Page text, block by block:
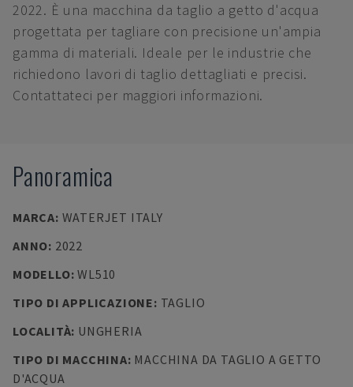
2022. È una macchina da taglio a getto d'acqua
progettata per tagliare con precisione un'ampia
gamma di materiali. Ideale per le industrie che
richiedono lavori di taglio dettagliati e precisi.
Contattateci per maggiori informazioni.
Panoramica
MARCA: WATERJET ITALY
ANNO: 2022
MODELLO:WL510
TIPO DI APPLICAZIONE: TAGLIO
LOCALITÀ: UNGHERIA
TIPO DI MACCHINA: MACCHINA DA TAGLIO A GETTO
D'ACQUA